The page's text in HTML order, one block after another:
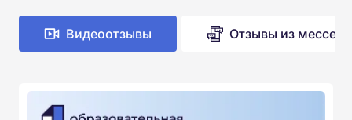
Видеоотзывы Отзывы из